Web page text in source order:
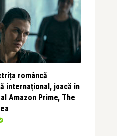
româncă
internațional, joacă în
Amazon Prime, The